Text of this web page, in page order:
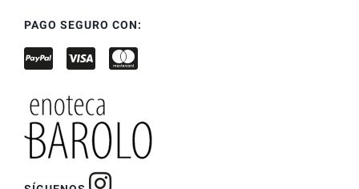
PAGO SEGURO CON: